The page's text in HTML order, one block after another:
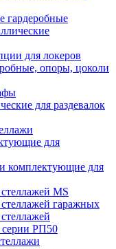
гардеробные
для локеров
опоры, цоколи
для раздевалок
для
комплектующие для
MS
гаражных
серии РП50